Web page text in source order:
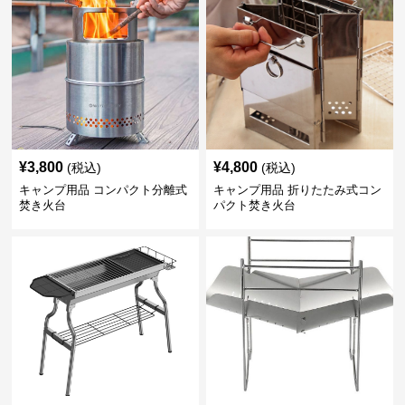
¥3,800 (税込)
キャンプ用品 コンパクト分離式
焚き火台
¥4,800 (税込)
キャンプ用品 折りたたみ式コン
パクト焚き火台